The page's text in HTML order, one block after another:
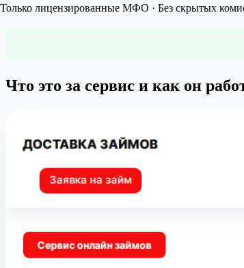
Только лицензированные МФО · Без скрытых
Что это за сервис и как он